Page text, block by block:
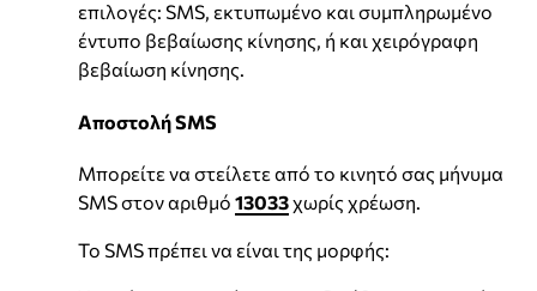
επιλογές: SMS, εκτυπωμένο και συμπληρωμένο
έντυπο βεβαίωσης κίνησης, ή και χειρόγραφη
βεβαίωση κίνησης.
Αποστολή SMS
Μπορείτε να στείλετε από το κινητό σας μήνυμα
SMS στον αριθμό 13033χωρίς χρέωση.
Το SMS πρέπει να είναι της μορφής: